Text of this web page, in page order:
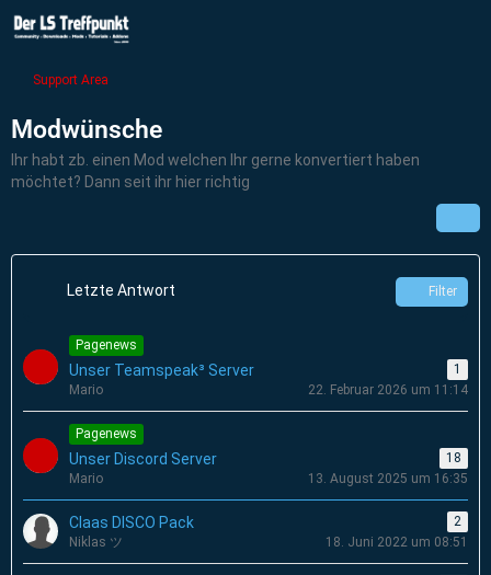
Support Area
Modwünsche
Ihr habt zb. einen Mod welchen Ihr gerne konvertiert haben
möchtet? Dann seit ihr hier richtig
Letzte Antwort Filter
Pagenews
Unser Teamspeak³ Server
1
Mario
22. Februar 2026 um 11:14
Pagenews
Unser Discord Server
18
Mario
13. August 2025 um 16:35
Claas DISCO Pack
2
Niklas ツ
18. Juni 2022 um 08:51